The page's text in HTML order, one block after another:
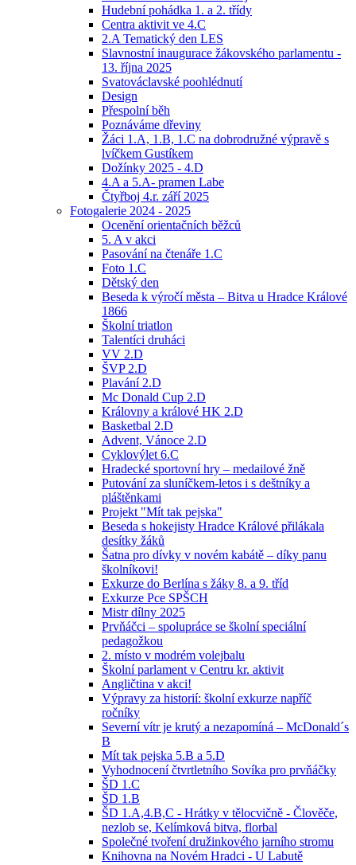
Hudební pohádka 1. a 2. třídy
Centra aktivit ve 4.C
2.A Tematický den LES
Slavnostní inaugurace žákovského parlamentu -
13. října 2025
Svatováclavské poohlédnutí
Design
Přespolní běh
Poznáváme dřeviny
Žáci 1.A, 1.B, 1.C na dobrodružné výpravě s
lvíčkem Gustíkem
Dožínky 2025 - 4.D
4.A a 5.A- pramen Labe
Čtyřboj 4.r. září 2025
Fotogalerie 2024 - 2025
Ocenění orientačních běžců
5. A v akci
Pasování na čtenáře 1.C
Foto 1.C
Dětský den
Beseda k výročí města – Bitva u Hradce Králové
1866
Školní triatlon
Talentíci druháci
VV 2.D
ŠVP 2.D
Plavání 2.D
Mc Donald Cup 2.D
Královny a králové HK 2.D
Basketbal 2.D
Advent, Vánoce 2.D
Cyklovýlet 6.C
Hradecké sportovní hry – medailové žně
Putování za sluníčkem-letos i s deštníky a
pláštěnkami
Projekt "Mít tak pejska"
Beseda s hokejisty Hradce Králové přilákala
desítky žáků
Šatna pro dívky v novém kabátě – díky panu
školníkovi!
Exkurze do Berlína s žáky 8. a 9. tříd
Exkurze Pce SPŠCH
Mistr dílny 2025
Prvňáčci – spolupráce se školní speciální
pedagožkou
2. místo v modrém volejbalu
Školní parlament v Centru kr. aktivit
Angličtina v akci!
Výpravy za historií: školní exkurze napříč
ročníky
Severní vítr je krutý a nezapomíná – McDonald´s
B
Mít tak pejska 5.B a 5.D
Vyhodnocení čtvrtletního Sovíka pro prvňáčky
ŠD 1.C
ŠD 1.B
ŠD 1.A,4.B,C - Hrátky v tělocvičně - Člověče,
nezlob se, Kelímková bitva, florbal
Společné tvoření družinkového jarního stromu
Knihovna na Novém Hradci - U Labutě